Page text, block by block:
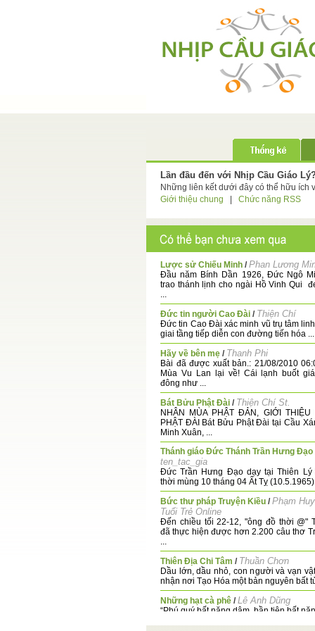
Lần đầu đến với Nhịp Cầu Giáo
Những liên kết dưới đây có thể hữu ích
Giới thiệu chung
Chức năng RSS
Lược sử Chiếu Minh /Phan Lương
Đầu năm Bính Dần 1926, Đức Ngô
trao thánh lịnh cho ngài Hồ Vinh Qui
...
Đức tin người Cao Đài / Thiện Chí
Đức tin Cao Đài xác minh vũ trụ tâm
giai tầng tiếp diễn con đường tiến hóa ...
Hãy về bên mẹ / Thanh Phi
Bài đã được xuất bản.: 21/08/2010
Mùa Vu Lan lại về! Cái lạnh buốt
đông như ...
Bát Bửu Phật Đài / Thiện Chí St.
NHÂN MÙA PHẬT ĐẢN, GIỚI THIỆU
PHẬT ĐÀI Bát Bửu Phật Đài tại Cầu
Minh Xuân, ...
Thánh giáo Đức Thánh Trần Hưng Đạo
ten_tac_gia
Đức Trần Hưng Đạo dạy tại Thiên Lý
thời mùng 10 tháng 04 Ất Tỵ (10.5.1965)
Bức thư pháp Truyện Kiều /Phạm
Tuổi Trẻ Online
Đến chiều tối 22-12, "ông đồ thời @"
đã thực hiện được hơn 2.200 câu thơ
...
Thiên Địa Chi Tâm / Thuần Chơn
Dầu lớn, dầu nhỏ, con người và vạn
nhận nơi Tạo Hóa một bản nguyên bất
Những hạt cà phê /Lê Anh Dũng
“Phú quý bất năng dâm, bần tiện bất